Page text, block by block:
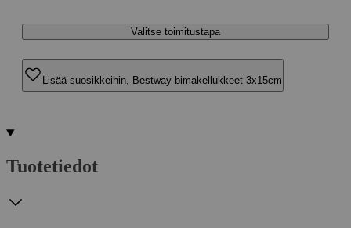
Valitse toimitustapa
Lisää suosikkeihin, Bestway bimakellukkeet 3x15cm
Tuotetiedot